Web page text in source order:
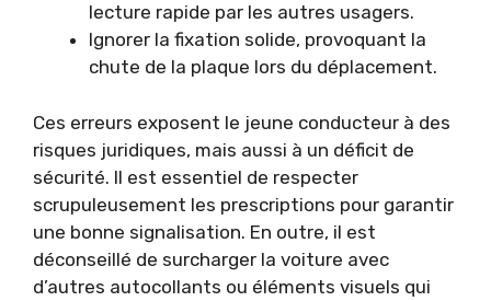
lecture rapide par les autres usagers.
Ignorer la fixation solide, provoquant la
chute de la plaque lors du déplacement.
Ces erreurs exposent le jeune conducteur à des
risques juridiques, mais aussi à un déficit de
sécurité. Il est essentiel de respecter
scrupuleusement les prescriptions pour garantir
une bonne signalisation. En outre, il est
déconseillé de surcharger la voiture avec
d’autres autocollants ou éléments visuels qui